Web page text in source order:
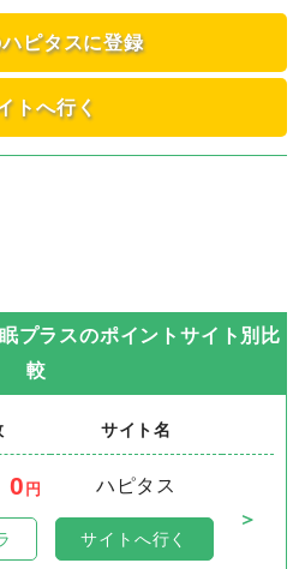
ピタスに登録
トへ行く
プラスのポイントサイト別比
較
サイト名
0 円
ハピタス
＞
サイトへ行く